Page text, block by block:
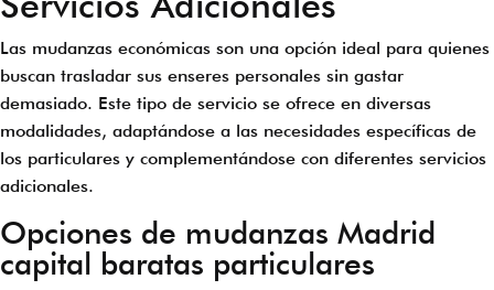
Las mudanzas económicas son una opción ideal para quienes
buscan trasladar sus enseres personales sin gastar
demasiado. Este tipo de servicio se ofrece en diversas
modalidades, adaptándose a las necesidades específicas de
los particulares y complementándose con diferentes servicios
adicionales.
Opciones de mudanzas Madrid
capital baratas particulares